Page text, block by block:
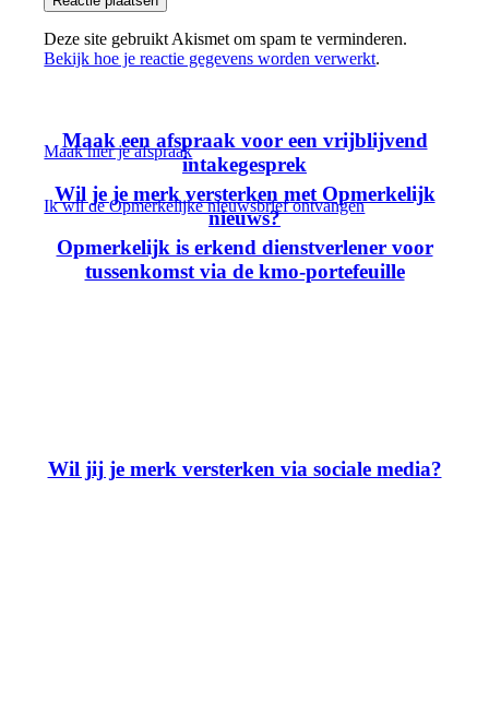
Deze site gebruikt Akismet om spam te verminderen.
Bekijk hoe je reactie gegevens worden verwerkt.
Maak een afspraak voor een vrijblijvend
intakegesprek
Maak hier je afspraak
Wil je je merk versterken met Opmerkelijk
nieuws?
Ik wil de Opmerkelijke nieuwsbrief ontvangen
Opmerkelijk is erkend dienstverlener voor
tussenkomst via de kmo-portefeuille
Wil jij je merk versterken via sociale media?